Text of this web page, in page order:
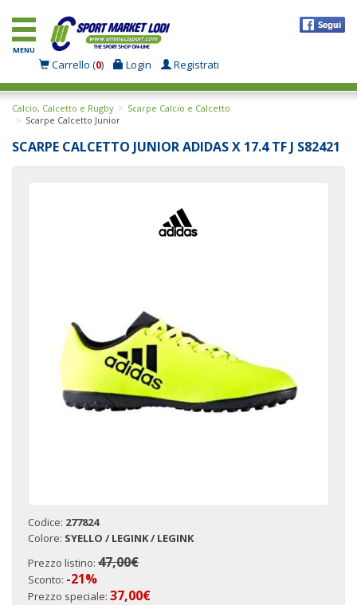
MENU
Carrello (0) Login Registrati
Calcio, Calcetto e Rugby
Scarpe Calcio e Calcetto
Scarpe Calcetto Junior
SCARPE CALCETTO JUNIOR ADIDAS X 17.4 TF J S82421
Codice: 277824
Colore: SYELLO / LEGINK / LEGINK
Prezzo listino: 47,00€
Sconto: -21%
Prezzo speciale: 37,00€